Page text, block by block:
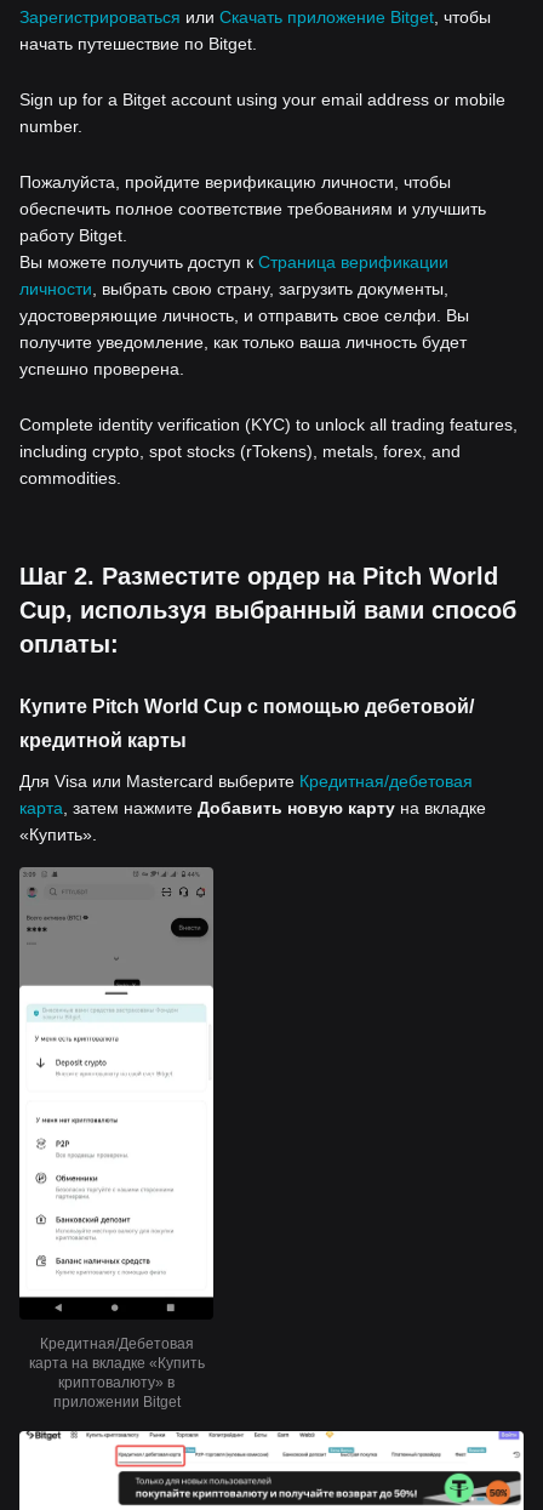
Зарегистрироваться или Скачать приложение Bitget , чтобы
начать путешествие по Bitget.
Sign up for a Bitget account using your email address or mobile
number.
Пожалуйста, пройдите верификацию личности, чтобы
обеспечить полное соответствие требованиям и улучшить
работу Bitget.
Вы можете получить доступ к Страница верификации
личности , выбрать свою страну, загрузить документы,
удостоверяющие личность, и отправить свое селфи. Вы
получите уведомление, как только ваша личность будет
успешно проверена.
Complete identity verification (KYC) to unlock all trading features,
including crypto, spot stocks (rTokens), metals, forex, and
commodities.
Шаг 2. Разместите ордер на Pitch World
Cup, используя выбранный вами способ
оплаты:
Купите Pitch World Cup с помощью дебетовой/
кредитной карты
Для Visa или Mastercard выберите Кредитная/дебетовая
карта , затем нажмите Добавить новую карту на вкладке
«Купить».
Кредитная/Дебетовая
карта на вкладке «Купить
криптовалюту» в
приложении Bitget